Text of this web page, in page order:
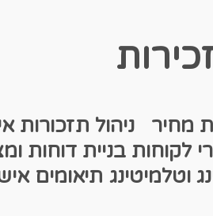
מחיר ניהול תזכורות
לקוחות בניית דוחות
וטלמיטינג תיאומים